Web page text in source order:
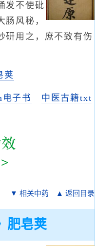
发不使砒
风秘，
研用之，庶不致有伤
荚
电子书
中医古籍txt
▼ 相关中药 ▲ 返回目录
肥皂荚